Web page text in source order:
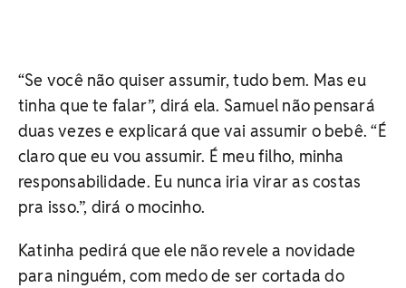
“Se você não quiser assumir, tudo bem. Mas eu
tinha que te falar”, dirá ela. Samuel não pensará
duas vezes e explicará que vai assumir o bebê. “É
claro que eu vou assumir. É meu filho, minha
responsabilidade. Eu nunca iria virar as costas
pra isso.”, dirá o mocinho.
Katinha pedirá que ele não revele a novidade
para ninguém, com medo de ser cortada do